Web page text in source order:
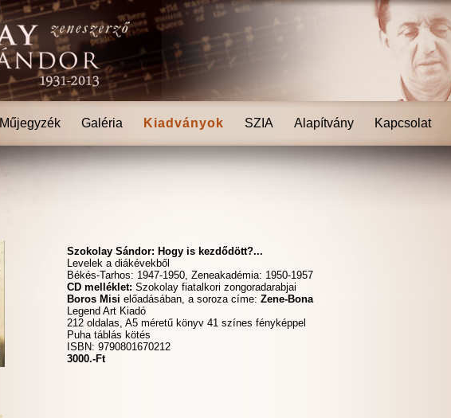
Műjegyzék Galéria Kiadványok SZIA Alapítvány Kapcsolat
Szokolay Sándor: Hogy is kezdődött?...
Levelek a diákévekből
Békés-Tarhos: 1947-1950, Zeneakadémia: 1950-1957
CD melléklet: Szokolay fiatalkori zongoradarabjai
Boros Misi előadásában, a soroza címe: Zene-Bona
Legend Art Kiadó
212 oldalas, A5 méretű könyv 41 színes fényképpel
Puha táblás kötés
ISBN: 9790801670212
3000.-Ft